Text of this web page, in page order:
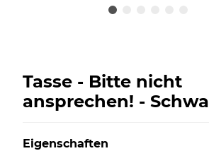
Tasse - Bitte nicht
ansprechen! -
Eigenschaften